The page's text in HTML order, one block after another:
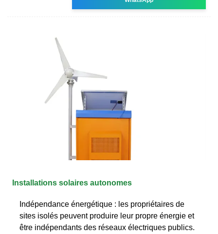
Installations solaires autonomes
Indépendance énergétique : les propriétaires de
sites isolés peuvent produire leur propre énergie et
être indépendants des réseaux électriques publics.